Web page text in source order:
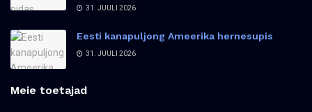
31. JUULI 2026
Eesti kanapuljong Ameerika hernesupis
31. JUULI 2026
Meie toetajad